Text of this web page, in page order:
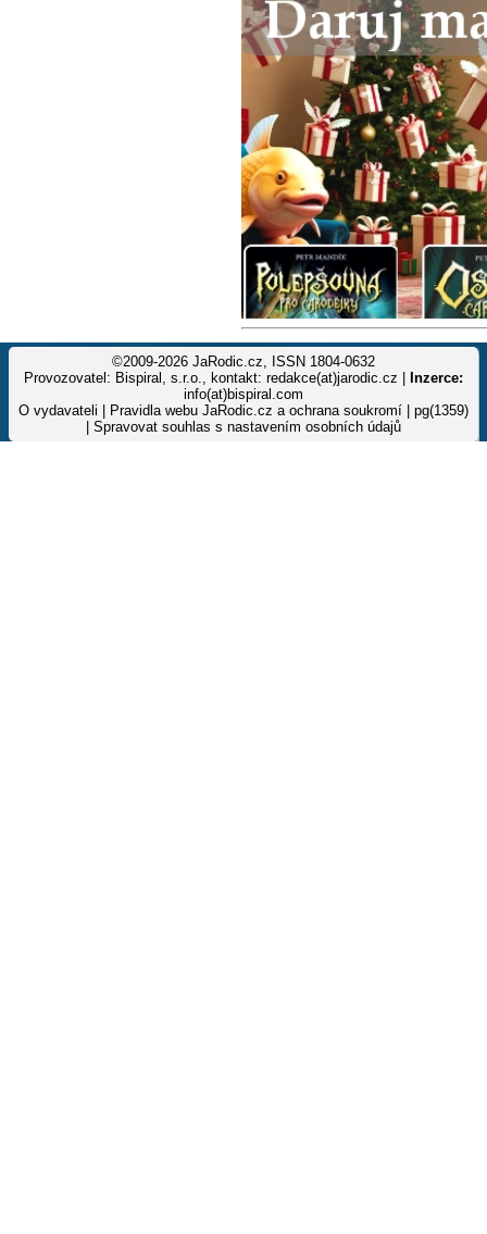
©2009-2026 JaRodic.cz, ISSN 1804-0632
Provozovatel: Bispiral, s.r.o., kontakt: redakce(at)jarodic.cz |
Inzerce:
info(at)bispiral.com
O vydavateli
Pravidla webu JaRodic.cz a ochrana soukromí | pg(1359)
Spravovat souhlas s nastavením osobních údajů